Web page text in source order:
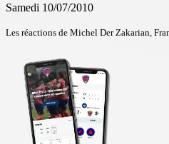
Samedi 10/07/2010
Les réactions de Michel Der Zakarian,